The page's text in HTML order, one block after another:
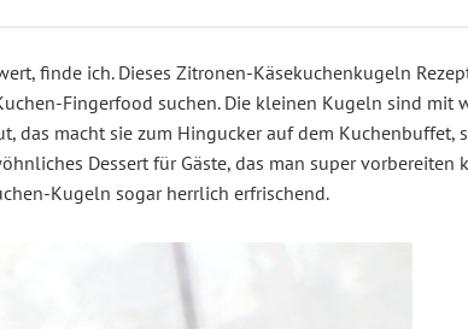
finde ich. Dieses Zitronen-Käsekuchenkugeln
Fingerfood suchen. Die kleinen Kugeln sind mit
das macht sie zum Hingucker auf dem Kuchenbuffet,
Dessert für Gäste, das man super vorbereiten
Kugeln sogar herrlich erfrischend.